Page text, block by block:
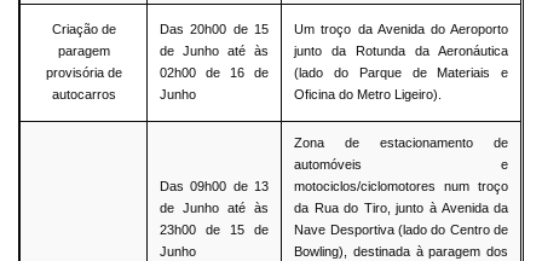
Criação de
paragem
provisória de
autocarros
Das 20h00 de 15
de Junho até às
02h00 de 16 de
Junho
Um troço da Avenida do Aeroporto
junto da Rotunda da Aeronáutica
(lado do Parque de Materiais e
Oficina do Metro Ligeiro).
Das 09h00 de 13
de Junho até às
23h00 de 15 de
Junho
Zona de estacionamento de
automóveis e
motociclos/ciclomotores num troço
da Rua do Tiro, junto à Avenida da
Nave Desportiva (lado do Centro de
Bowling), destinada à paragem dos